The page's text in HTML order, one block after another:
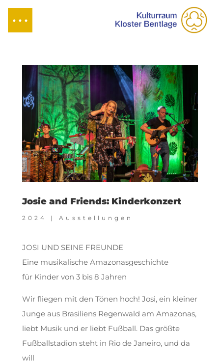
Josie and Friends: Kinderkonzert
2024 | Ausstellungen
JOSI UND SEINE FREUNDE
Eine musikalische Amazonasgeschichte
für Kinder von 3 bis 8 Jahren
Wir fliegen mit den Tönen hoch! Josi, ein kleiner
Junge aus Brasiliens Regenwald am Amazonas,
liebt Musik und er liebt Fußball. Das größte
Fußballstadion steht in Rio de Janeiro, und da
will